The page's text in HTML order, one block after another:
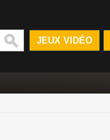
JEUX VIDÉO